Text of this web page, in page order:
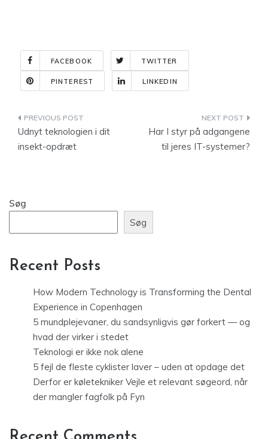
FACEBOOK TWITTER
PINTEREST LINKEDIN
Indlægsnavigation
Udnyt teknologien i dit
insekt-opdræt
Har I styr på adgangene
til jeres IT-systemer?
Søg
Søg
Recent Posts
How Modern Technology is Transforming the Dental
Experience in Copenhagen
5 mundplejevaner, du sandsynligvis gør forkert — og
hvad der virker i stedet
Teknologi er ikke nok alene
5 fejl de fleste cyklister laver – uden at opdage det
Derfor er køletekniker Vejle et relevant søgeord, når
der mangler fagfolk på Fyn